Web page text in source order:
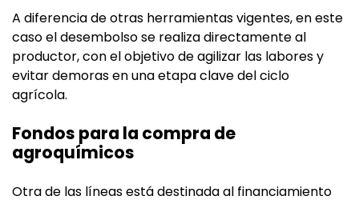
A diferencia de otras herramientas vigentes, en este
caso el desembolso se realiza directamente al
productor, con el objetivo de agilizar las labores y
evitar demoras en una etapa clave del ciclo
agrícola.
Fondos para la compra de
agroquímicos
Otra de las líneas está destinada al financiamiento